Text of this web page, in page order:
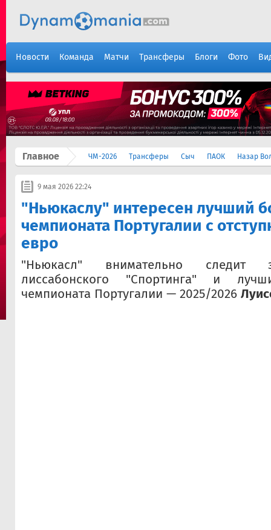
Новости Команда Матчи Трансферы Блоги Фото
Главное ЧМ-2026 Трансферы Сыч ПАОК Назар
9 мая 2026 22:24
"Ньюкаслу" интересен лучший
чемпионата Португалии с
евро
"Ньюкасл" внимательно следит
лиссабонского "Спортинга" и
чемпионата Португалии — 2025/2026